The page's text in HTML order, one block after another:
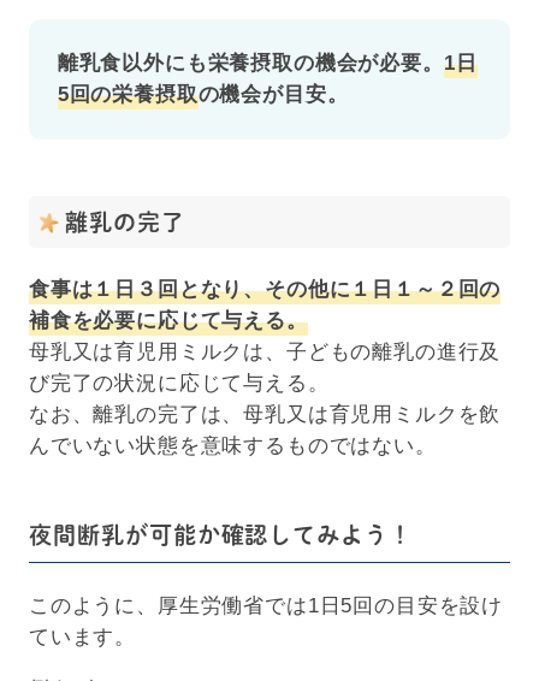
離乳食以外にも栄養摂取の機会が必要。 1日
5回の栄養摂取の機会が目安。
離乳の完了
食事は１日３回となり、その他に１日１～２回の
補食を必要に応じて与える。
母乳又は育児用ミルクは、子どもの離乳の進行及
び完了の状況に応じて与える。
なお、離乳の完了は、母乳又は育児用ミルクを飲
んでいない状態を意味するものではない。
夜間断乳が可能か確認してみよう！
このように、厚生労働省では1日5回の目安を設け
ています。